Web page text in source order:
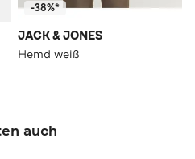
-38%*
JACK & JONES
Hemd weiß
auch